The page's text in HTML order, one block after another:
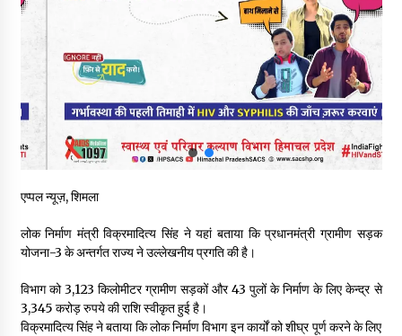
स्वास्थ्य विभाग की खरीद में घोटाले की आशंका, स्वतंत्र जांच की मांग, भाजपा
ने कहा- “हर पैसे का हिसाब जनता को मिले”
भाजपा का कांग्रेस सरकार पर हमला, प्रतिशोध की राजनीति के खिलाफ कल
शिमला में प्रदर्शन, मानसून सत्र में सरकार को घेरने की तैयारी
04/08/2026
04/08/2026
एप्पल न्यूज़, शिमला
लोक निर्माण मंत्री विक्रमादित्य सिंह ने यहां बताया कि प्रधानमंत्री ग्रामीण सड़क
योजना-3 के अन्तर्गत राज्य ने उल्लेखनीय प्रगति की है।
विभाग को 3,123 किलोमीटर ग्रामीण सड़कों और 43 पुलों के निर्माण के लिए केन्द्र से
3,345 करोड़ रुपये की राशि स्वीकृत हुई है।
विक्रमादित्य सिंह ने बताया कि लोक निर्माण विभाग इन कार्यों को शीघ्र पूर्ण करने के लिए